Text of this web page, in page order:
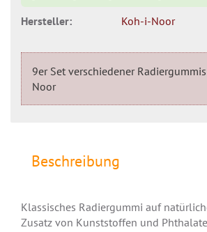
Hersteller: Koh-i-Noor
9er Set verschiedener
Noor
Beschreibung
Klassisches Radiergummi auf
Zusatz von Kunststoffen und